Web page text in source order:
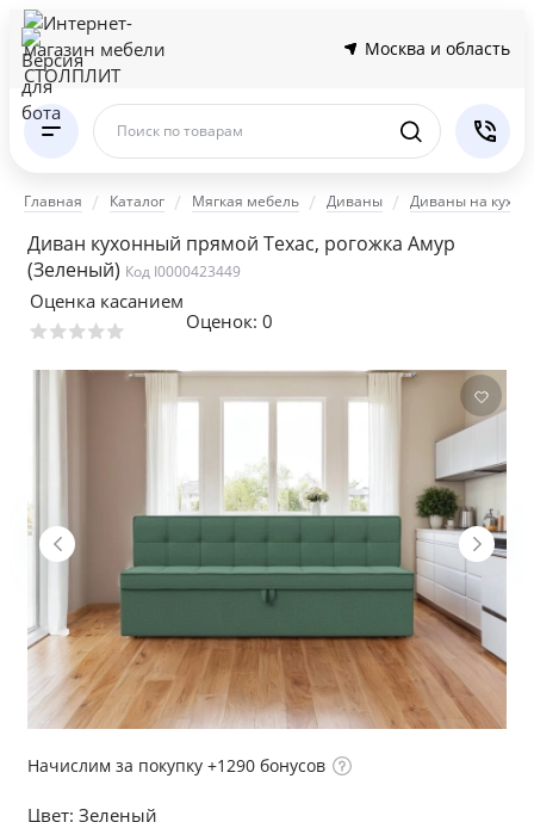
Москва и область
Поиск по товарам
Главная Каталог Мягкая мебель Диваны Диваны на кухню
Диван кухонный прямой Техас, рогожка Амур
(Зеленый) Код I0000423449
Оценка касанием
Оценок: 0
Начислим за покупку +1290 бонусов
Цвет: Зеленый